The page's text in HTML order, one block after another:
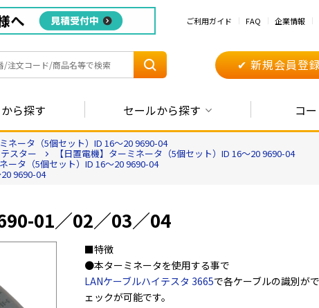
ご利用ガイド FAQ 企業情報
✔ 新規会員登
ら探す セールから探す コ
ネータ（5個セット）ID 16～20 9690-04
テスター 【日置電機】ターミネータ（5個セット）ID 16～20 9690-04
ータ（5個セット）ID 16～20 9690-04
9690-04
01／02／03／04
■特徴
●本ターミネータを使用する事で
LANケーブルハイテスタ 3665で各ケーブルの識別が
ェックが可能です。